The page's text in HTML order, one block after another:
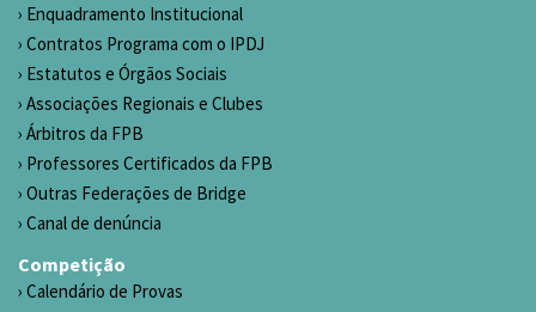
Enquadramento Institucional
Contratos Programa com o IPDJ
Estatutos e Órgãos Sociais
Associações Regionais e Clubes
Árbitros da FPB
Professores Certificados da FPB
Outras Federações de Bridge
Canal de denúncia
Competição
Calendário de Provas